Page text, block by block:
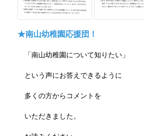
★南山幼稚園応援団！
「南山幼稚園について知りたい」
という声にお答えできるように
多くの方からコメントを
いただきました。